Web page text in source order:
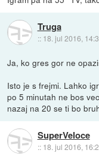
Truga
:: 18. jul 2016,
Ja, ko gres gor ne
Isto je s frejmi. Lahko
po 5 minutah ne bos
nazaj na 20 se ti bo
SuperVeloce
:: 18. jul 2016,